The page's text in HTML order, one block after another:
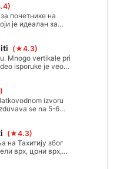
почетнике на
је идеалан за
(★4.3)
Mnogo vertikale pri
isporuke je veoma
izvoru
se na 5-6
po
(★4.3)
на Тахитију због
врх, црни врх,